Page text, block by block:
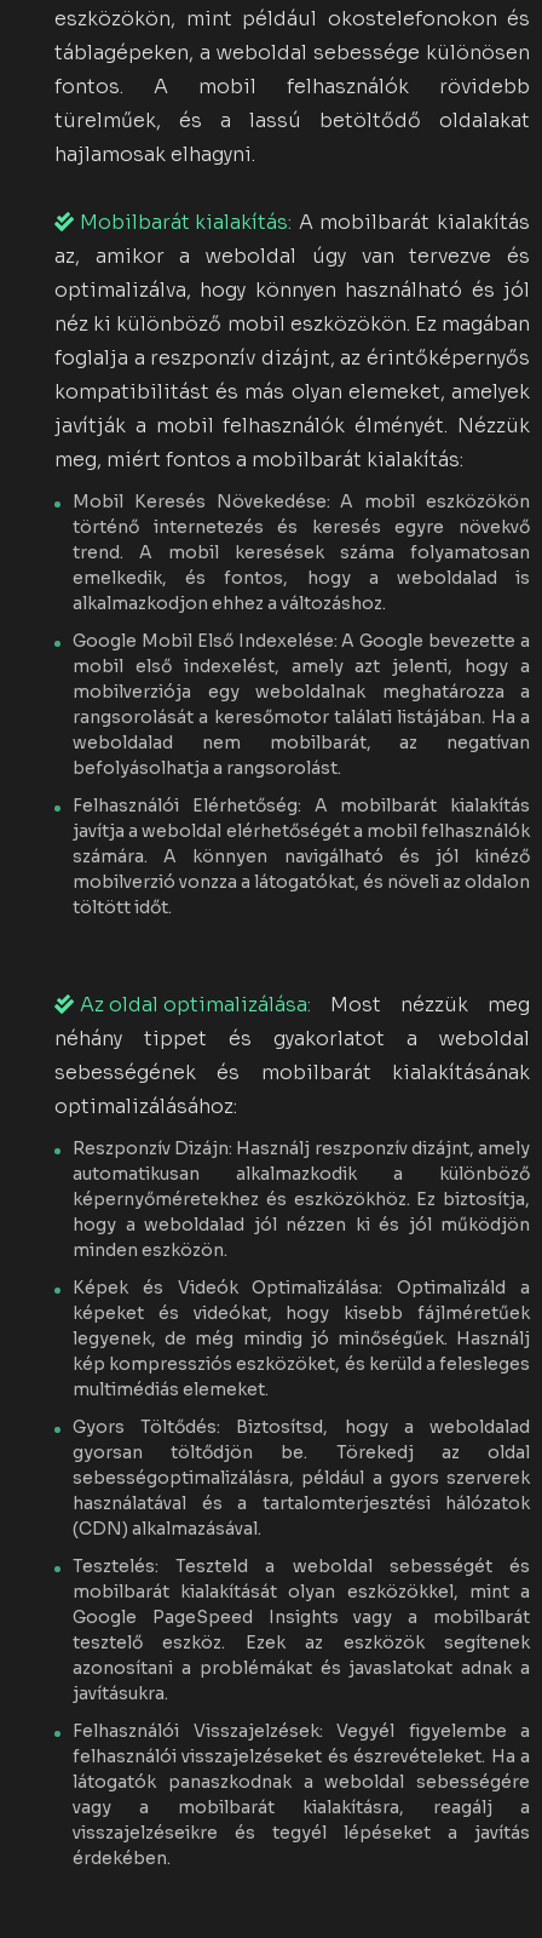
eszközökön, mint például okostelefonokon és
táblagépeken, a weboldal sebessége különösen
fontos. A mobil felhasználók rövidebb
türelműek, és a lassú betöltődő oldalakat
hajlamosak elhagyni.
Mobilbarát kialakítás: A mobilbarát kialakítás
az, amikor a weboldal úgy van tervezve és
optimalizálva, hogy könnyen használható és jól
néz ki különböző mobil eszközökön. Ez magában
foglalja a reszponzív dizájnt, az érintőképernyős
kompatibilitást és más olyan elemeket, amelyek
javítják a mobil felhasználók élményét. Nézzük
meg, miért fontos a mobilbarát kialakítás:
Mobil Keresés Növekedése: A mobil eszközökön
történő internetezés és keresés egyre növekvő
trend. A mobil keresések száma folyamatosan
emelkedik, és fontos, hogy a weboldalad is
alkalmazkodjon ehhez a változáshoz.
Google Mobil Első Indexelése: A Google bevezette a
mobil első indexelést, amely azt jelenti, hogy a
mobilverziója egy weboldalnak meghatározza a
rangsorolását a keresőmotor találati listájában. Ha a
weboldalad nem mobilbarát, az negatívan
befolyásolhatja a rangsorolást.
Felhasználói Elérhetőség: A mobilbarát kialakítás
javítja a weboldal elérhetőségét a mobil felhasználók
számára. A könnyen navigálható és jól kinéző
mobilverzió vonzza a látogatókat, és növeli az oldalon
töltött időt.
Az oldal optimalizálása: Most nézzük meg
néhány tippet és gyakorlatot a weboldal
sebességének és mobilbarát kialakításának
optimalizálásához:
Reszponzív Dizájn: Használj reszponzív dizájnt, amely
automatikusan alkalmazkodik a különböző
képernyőméretekhez és eszközökhöz. Ez biztosítja,
hogy a weboldalad jól nézzen ki és jól működjön
minden eszközön.
Képek és Videók Optimalizálása: Optimalizáld a
képeket és videókat, hogy kisebb fájlméretűek
legyenek, de még mindig jó minőségűek. Használj
kép kompressziós eszközöket, és kerüld a felesleges
multimédiás elemeket.
Gyors Töltődés: Biztosítsd, hogy a weboldalad
gyorsan töltődjön be. Törekedj az oldal
sebességoptimalizálásra, például a gyors szerverek
használatával és a tartalomterjesztési hálózatok
(CDN) alkalmazásával.
Tesztelés: Teszteld a weboldal sebességét és
mobilbarát kialakítását olyan eszközökkel, mint a
Google PageSpeed Insights vagy a mobilbarát
tesztelő eszköz. Ezek az eszközök segítenek
azonosítani a problémákat és javaslatokat adnak a
javításukra.
Felhasználói Visszajelzések: Vegyél figyelembe a
felhasználói visszajelzéseket és észrevételeket. Ha a
látogatók panaszkodnak a weboldal sebességére
vagy a mobilbarát kialakításra, reagálj a
visszajelzéseikre és tegyél lépéseket a javítás
érdekében.